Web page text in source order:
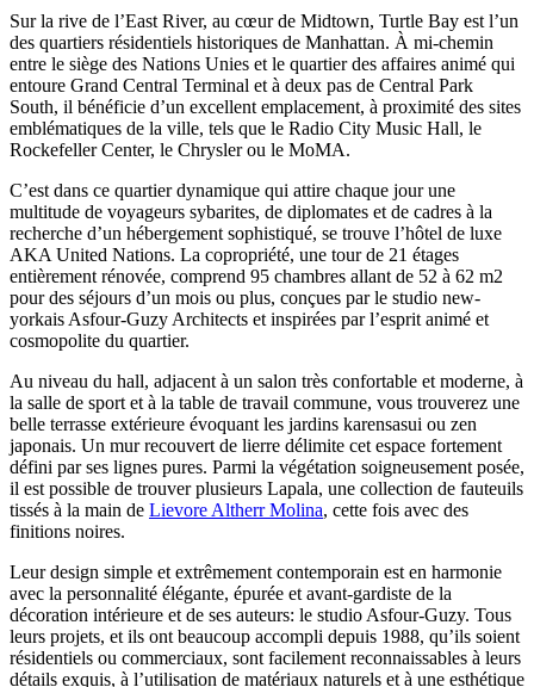
Sur la rive de l’East River, au cœur de Midtown, Turtle Bay est l’un
des quartiers résidentiels historiques de Manhattan. À mi-chemin
entre le siège des Nations Unies et le quartier des affaires animé qui
entoure Grand Central Terminal et à deux pas de Central Park
South, il bénéficie d’un excellent emplacement, à proximité des sites
emblématiques de la ville, tels que le Radio City Music Hall, le
Rockefeller Center, le Chrysler ou le MoMA.
C’est dans ce quartier dynamique qui attire chaque jour une
multitude de voyageurs sybarites, de diplomates et de cadres à la
recherche d’un hébergement sophistiqué, se trouve l’hôtel de luxe
AKA United Nations. La copropriété, une tour de 21 étages
entièrement rénovée, comprend 95 chambres allant de 52 à 62 m2
pour des séjours d’un mois ou plus, conçues par le studio new-
yorkais Asfour-Guzy Architects et inspirées par l’esprit animé et
cosmopolite du quartier.
Au niveau du hall, adjacent à un salon très confortable et moderne, à
la salle de sport et à la table de travail commune, vous trouverez une
belle terrasse extérieure évoquant les jardins karensasui ou zen
japonais. Un mur recouvert de lierre délimite cet espace fortement
défini par ses lignes pures. Parmi la végétation soigneusement posée,
il est possible de trouver plusieurs Lapala, une collection de fauteuils
tissés à la main de Lievore Altherr Molina, cette fois avec des
finitions noires.
Leur design simple et extrêmement contemporain est en harmonie
avec la personnalité élégante, épurée et avant-gardiste de la
décoration intérieure et de ses auteurs: le studio Asfour-Guzy. Tous
leurs projets, et ils ont beaucoup accompli depuis 1988, qu’ils soient
résidentiels ou commerciaux, sont facilement reconnaissables à leurs
détails exquis, à l’utilisation de matériaux naturels et à une esthétique